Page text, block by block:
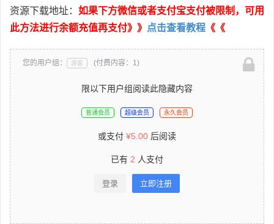
资源下载地址： 如果下方微信或者支付宝支付被限制，可用
此方法进行余额充值再支付》》 点击查看教程 《《
您的用户组： 游客 (付费内容：1)
限以下用户组阅读此隐藏内容
普通会员 超级会员 永久会员
或支付 ¥5.00 后阅读
已有 2 人支付
登录 立即注册